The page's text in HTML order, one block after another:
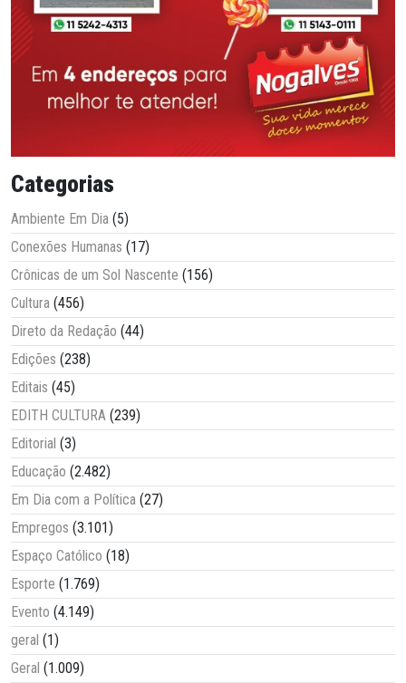
Categorias
Ambiente Em Dia (5)
Conexões Humanas (17)
Crônicas de um Sol Nascente (156)
Cultura (456)
Direto da Redação (44)
Edições (238)
Editais (45)
EDITH CULTURA (239)
Editorial (3)
Educação (2.482)
Em Dia com a Política (27)
Empregos (3.101)
Espaço Católico (18)
Esporte (1.769)
Evento (4.149)
geral (1)
Geral (1.009)